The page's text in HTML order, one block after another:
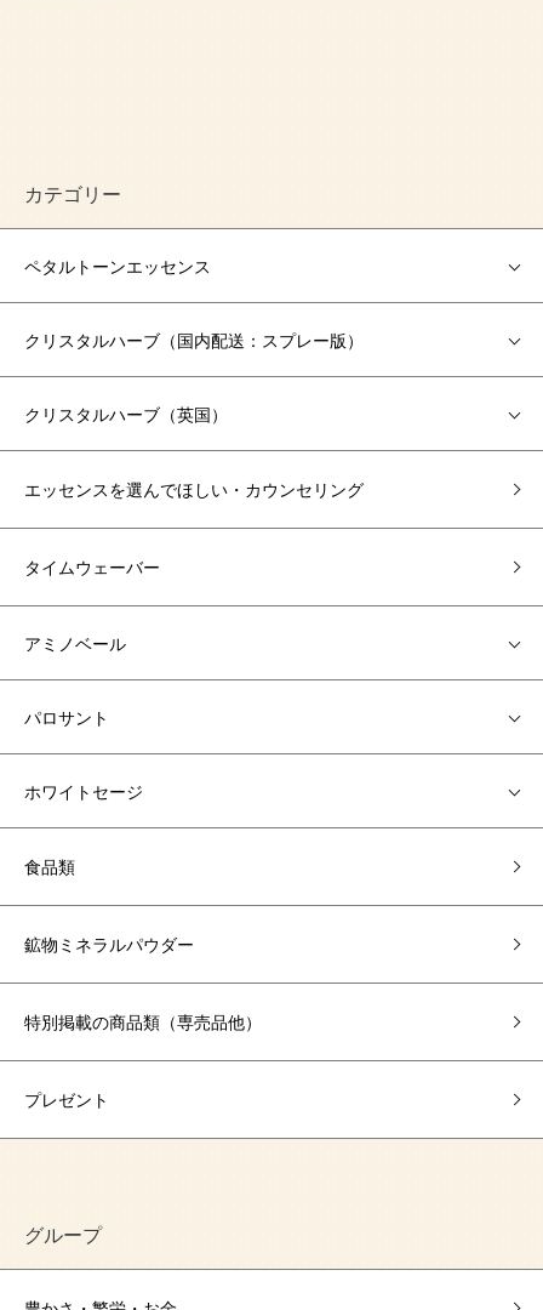
カテゴリー
ペタルトーンエッセンス
クリスタルハーブ（国内配送：スプレー版）
クリスタルハーブ（英国）
エッセンスを選んでほしい・カウンセリング
タイムウェーバー
アミノベール
パロサント
ホワイトセージ
食品類
鉱物ミネラルパウダー
特別掲載の商品類（専売品他）
プレゼント
グループ